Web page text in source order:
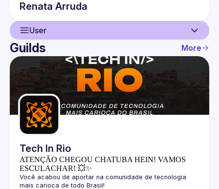
Renata Arruda
User
User
Events
Guilds
Guilds More
Tech In Rio
ATENÇÃO CHEGOU CHATUBA HEIN! VAMOS
ESCULACHAR! 💥✨
Você acabou de aportar na comunidade de tecnologia